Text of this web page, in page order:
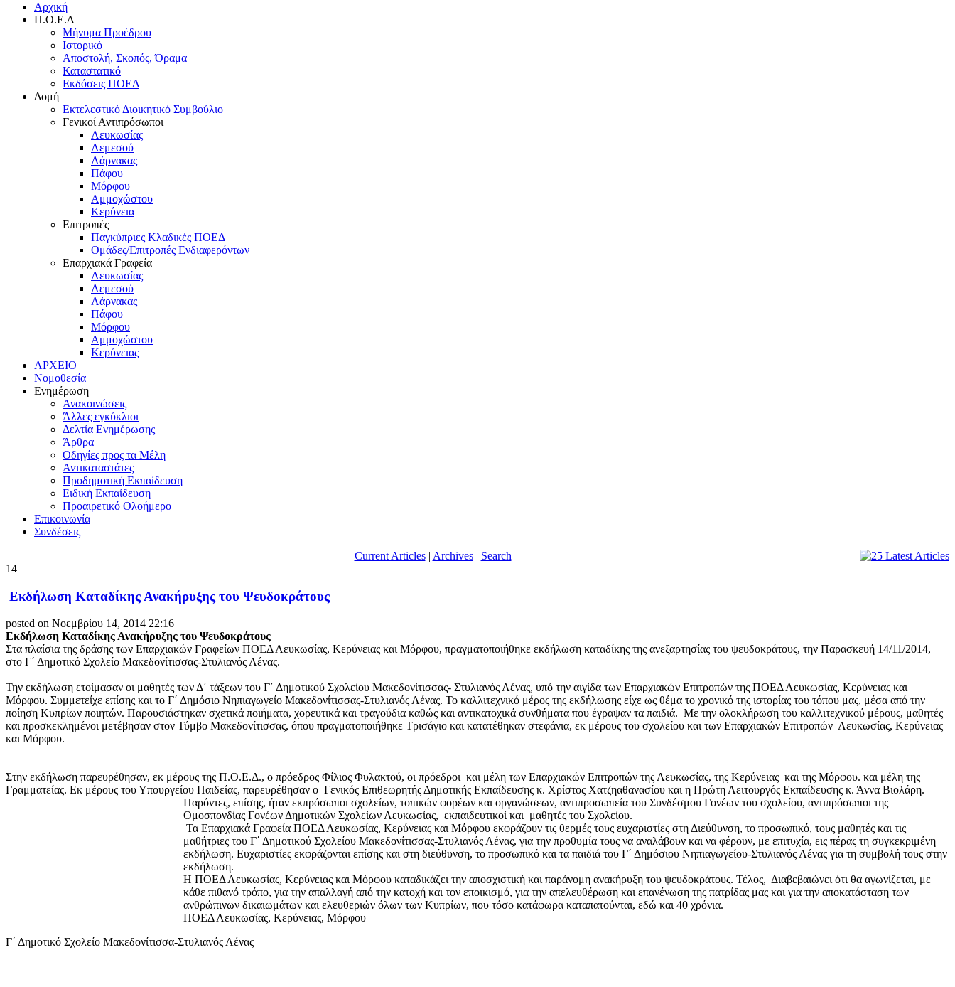
Αρχική
Π.Ο.Ε.Δ
Μήνυμα Προέδρου
Ιστορικό
Αποστολή, Σκοπός, Όραμα
Καταστατικό
Εκδόσεις ΠΟΕΔ
Δομή
Εκτελεστικό Διοικητικό Συμβούλιο
Γενικοί Αντιπρόσωποι
Λευκωσίας
Λεμεσού
Λάρνακας
Πάφου
Μόρφου
Αμμοχώστου
Κερύνεια
Επιτροπές
Παγκύπριες Κλαδικές ΠΟΕΔ
Ομάδες/Επιτροπές Ενδιαφερόντων
Επαρχιακά Γραφεία
Λευκωσίας
Λεμεσού
Λάρνακας
Πάφου
Μόρφου
Αμμοχώστου
Κερύνειας
ΑΡΧΕΙΟ
Νομοθεσία
Ενημέρωση
Ανακοινώσεις
Άλλες εγκύκλιοι
Δελτία Ενημέρωσης
Άρθρα
Οδηγίες προς τα Μέλη
Αντικαταστάτες
Προδημοτική Εκπαίδευση
Ειδική Εκπαίδευση
Προαιρετικό Ολοήμερο
Επικοινωνία
Συνδέσεις
Current Articles| Archives| Search
14
Εκδήλωση Καταδίκης Ανακήρυξης του Ψευδοκράτους
posted on Νοεμβρίου 14, 2014 22:16
Εκδήλωση Καταδίκης Ανακήρυξης του Ψευδοκράτους
Στα πλαίσια της δράσης των Επαρχιακών Γραφείων ΠΟΕΔ Λευκωσίας, Κερύνειας και Μόρφου, πραγματοποιήθηκε εκδήλωση καταδίκης της ανεξαρτησίας του ψευδοκράτους, την Παρασκευή 14/11/2014,
στο Γ΄ Δημοτικό Σχολείο Μακεδονίτισσας-Στυλιανός Λένας.
Την εκδήλωση ετοίμασαν οι μαθητές των Δ΄ τάξεων του Γ΄ Δημοτικού Σχολείου Μακεδονίτισσας- Στυλιανός Λένας, υπό την αιγίδα των Επαρχιακών Επιτροπών της ΠΟΕΔ Λευκωσίας, Κερύνειας και
Μόρφου. Συμμετείχε επίσης και το Γ΄ Δημόσιο Νηπιαγωγείο Μακεδονίτισσας-Στυλιανός Λένας. Το καλλιτεχνικό μέρος της εκδήλωσης είχε ως θέμα το χρονικό της ιστορίας του τόπου μας, μέσα από την
ποίηση Κυπρίων ποιητών. Παρουσιάστηκαν σχετικά ποιήματα, χορευτικά και τραγούδια καθώς και αντικατοχικά συνθήματα που έγραψαν τα παιδιά. Με την ολοκλήρωση του καλλιτεχνικού μέρους, μαθητές
και προσκεκλημένοι μετέβησαν στον Τύμβο Μακεδονίτισσας, όπου πραγματοποιήθηκε Τρισάγιο και κατατέθηκαν στεφάνια, εκ μέρους του σχολείου και των Επαρχιακών Επιτροπών Λευκωσίας, Κερύνειας
και Μόρφου.
Στην εκδήλωση παρευρέθησαν, εκ μέρους της Π.Ο.Ε.Δ., ο πρόεδρος Φίλιος Φυλακτού, οι πρόεδροι και μέλη των Επαρχιακών Επιτροπών της Λευκωσίας, της Κερύνειας και της Μόρφου. και μέλη της
Γραμματείας. Εκ μέρους του Υπουργείου Παιδείας, παρευρέθησαν ο Γενικός Επιθεωρητής Δημοτικής Εκπαίδευσης κ. Χρίστος Χατζηαθανασίου και η Πρώτη Λειτουργός Εκπαίδευσης κ. Άννα Βιολάρη.
Παρόντες, επίσης, ήταν εκπρόσωποι σχολείων, τοπικών φορέων και οργανώσεων, αντιπροσωπεία του Συνδέσμου Γονέων του σχολείου, αντιπρόσωποι της
Ομοσπονδίας Γονέων Δημοτικών Σχολείων Λευκωσίας, εκπαιδευτικοί και μαθητές του Σχολείου.
Τα Επαρχιακά Γραφεία ΠΟΕΔ Λευκωσίας, Κερύνειας και Μόρφου εκφράζουν τις θερμές τους ευχαριστίες στη Διεύθυνση, το προσωπικό, τους μαθητές και τις
μαθήτριες του Γ΄ Δημοτικού Σχολείου Μακεδονίτισσας-Στυλιανός Λένας, για την προθυμία τους να αναλάβουν και να φέρουν, με επιτυχία, εις πέρας τη συγκεκριμένη
εκδήλωση. Ευχαριστίες εκφράζονται επίσης και στη διεύθυνση, το προσωπικό και τα παιδιά του Γ΄ Δημόσιου Νηπιαγωγείου-Στυλιανός Λένας για τη συμβολή τους στην
εκδήλωση.
Η ΠΟΕΔ Λευκωσίας, Κερύνειας και Μόρφου καταδικάζει την αποσχιστική και παράνομη ανακήρυξη του ψευδοκράτους. Τέλος, Διαβεβαιώνει ότι θα αγωνίζεται, με
κάθε πιθανό τρόπο, για την απαλλαγή από την κατοχή και τον εποικισμό, για την απελευθέρωση και επανένωση της πατρίδας μας και για την αποκατάσταση των
ανθρώπινων δικαιωμάτων και ελευθεριών όλων των Κυπρίων, που τόσο κατάφωρα καταπατούνται, εδώ και 40 χρόνια.
ΠΟΕΔ Λευκωσίας, Κερύνειας, Μόρφου
Γ΄ Δημοτικό Σχολείο Μακεδονίτισσα-Στυλιανός Λένας